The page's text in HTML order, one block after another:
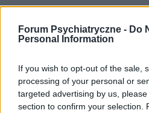
Forum Psychiatryczne - Do
Personal Information
If you wish to opt-out of the sale,
processing of your personal or
targeted advertising by us,
section to confirm your selection.